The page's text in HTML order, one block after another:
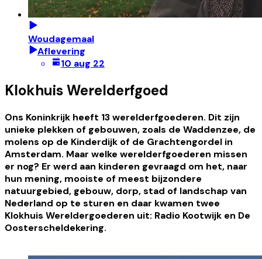
Woudagemaal
Aflevering
10 aug 22
Klokhuis Werelderfgoed
Ons Koninkrijk heeft 13 werelderfgoederen. Dit zijn
unieke plekken of gebouwen, zoals de Waddenzee, de
molens op de Kinderdijk of de Grachtengordel in
Amsterdam. Maar welke werelderfgoederen missen
er nog? Er werd aan kinderen gevraagd om het, naar
hun mening, mooiste of meest bijzondere
natuurgebied, gebouw, dorp, stad of landschap van
Nederland op te sturen en daar kwamen twee
Klokhuis Wereldergoederen uit: Radio Kootwijk en De
Oosterscheldekering.